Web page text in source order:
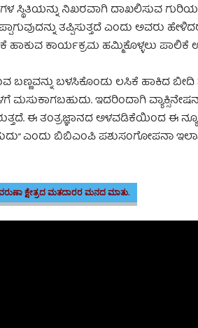
ನಿಖರವಾಗಿ ದಾಖಲಿಸುವ
ತಪ್ಪಿಸುತ್ತದೆ ಎಂದು ಅವರು
ಕಾರ್ಯಕ್ರಮ ಹಮ್ಮಿಕೊಳ್ಳಲು ಪಾಲಿಕೆ
ಬಣ್ಣವನ್ನು ಬಳಸಿಕೊಂಡು ಲಸಿಕೆ ಹಾಕಿದ
ಮಸುಕಾಗಬಹುದು. ಇದರಿಂದಾಗಿ
ಈ ತಂತ್ರಜ್ಞಾನದ ಅಳವಡಿಕೆಯಿಂದ ಈ
ಎಂದು ಬಿಬಿಎಂಪಿ ಪಶುಸಂಗೋಪನಾ
ಕ್ಷೇತ್ರದ ಮತದಾರರ ಮನದ ಮಾತು.